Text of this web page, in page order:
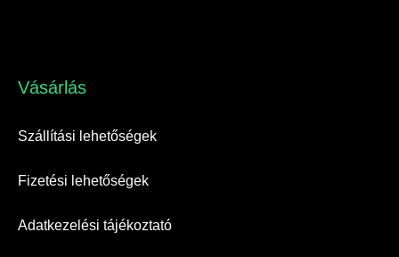
Vásárlás​
Szállítási lehetőségek
Fizetési lehetőségek
Adatkezelési tájékoztató